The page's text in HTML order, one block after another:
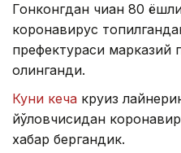
Гонконгдан чиққан 80
коронавирус
префектураси марказий
олинганди.
Куни кеча круиз
йўловчисидан
хабар бергандик.